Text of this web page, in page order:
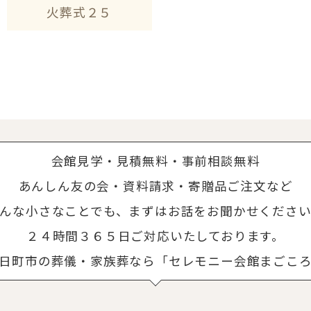
火葬式２５
会館見学・見積無料・事前相談無料
あんしん友の会・資料請求・寄贈品ご注文など
な小さなことでも、まずはお話をお聞かせください
２４時間３６５日ご対応いたしております。
町市の葬儀・家族葬なら「セレモニー会館まごころ